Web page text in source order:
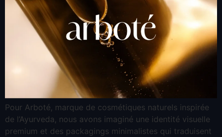
Pour Arboté, marque de cosmétiques naturels inspirée
de l’Ayurveda, nous avons imaginé une identité visuelle
premium et des packagings minimalistes qui traduisent